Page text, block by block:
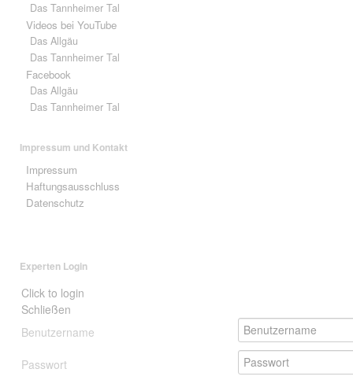
Das Tannheimer Tal
Videos bei YouTube
Das Allgäu
Das Tannheimer Tal
Facebook
Das Allgäu
Das Tannheimer Tal
Impressum und Kontakt
Impressum
Haftungsausschluss
Datenschutz
Experten Login
Click to login
Schließen
Benutzername
Passwort